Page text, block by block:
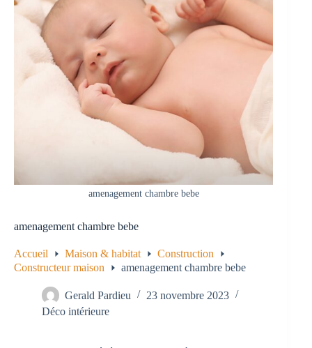
amenagement chambre bebe
amenagement chambre bebe
Accueil Maison & habitat
Construction
Constructeur maison
amenagement chambre bebe
Gerald Pardieu
23 novembre 2023
Déco intérieure